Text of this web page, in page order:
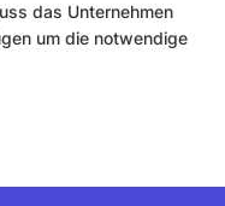
das Unternehmen
um die notwendige